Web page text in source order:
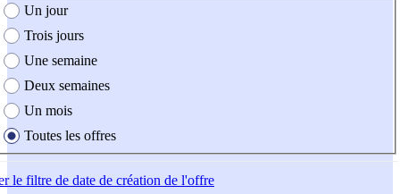
création de l'offre
Un jour
Trois jours
Une semaine
Deux semaines
Un mois
Toutes les offres
le filtre de date de création de l'offre